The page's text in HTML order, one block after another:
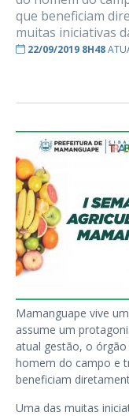
que beneficiam
muitas iniciativas
22/09/2019 8H48
Mamanguape vive
assume um
atual gestão, o
homem do campo e
beneficiam
Uma das muitas